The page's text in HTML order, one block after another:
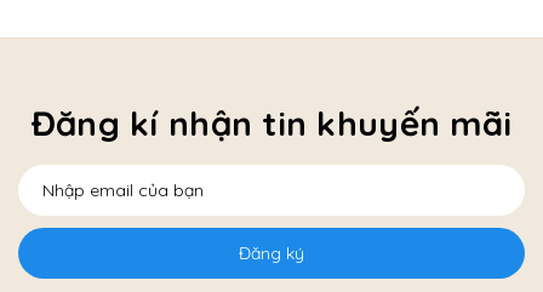
Đăng kí nhận tin khuyến mãi
Đăng ký